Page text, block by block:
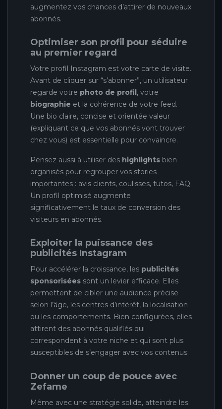
augmentez vos chances d’attirer de nouveaux
abonnés.
Optimiser son profil pour séduire
au premier regard
Votre profil Instagram est votre carte de visite.
Avant de cliquer sur “s’abonner”, un utilisateur
regarde votre photo de profil, votre
biographie et la cohérence de votre feed.
Une bio claire, concise et orientée valeur
(expliquant ce que vos abonnés vont trouver
chez vous) est essentielle pour convaincre.
Pensez aussi à utiliser des highlights bien
organisés pour regrouper vos stories
importantes : avis clients, coulisses, tutos, FAQ.
Un profil optimisé augmente
significativement le taux de conversion des
visiteurs en abonnés.
Exploiter la puissance des
publicités Instagram
Pour accélérer la croissance, les publicités
sponsorisées sont un levier efficace. Elles
permettent de cibler une audience précise
selon l’âge, les centres d’intérêt, la localisation
ou les comportements. Bien configurées, elles
attirent des abonnés qualifiés qui
correspondent à votre niche et qui sont plus
susceptibles de s’engager avec vos contenus.
Donner un coup de pouce avec
Zefame
Même avec une stratégie solide, atteindre les